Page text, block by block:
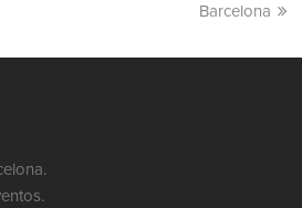
Barcelona